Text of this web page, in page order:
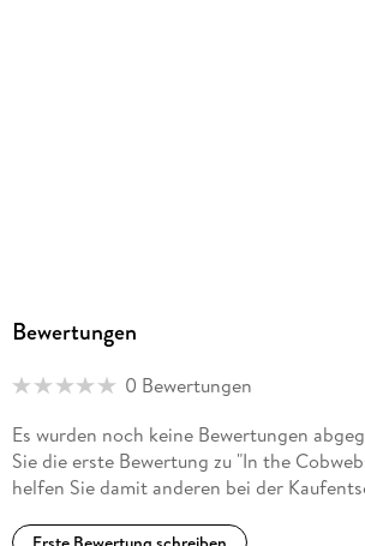
Bewertungen
0 Bewertungen
Es wurden noch keine Bewertungen
Sie die erste Bewertung zu "In the
helfen Sie damit anderen bei der